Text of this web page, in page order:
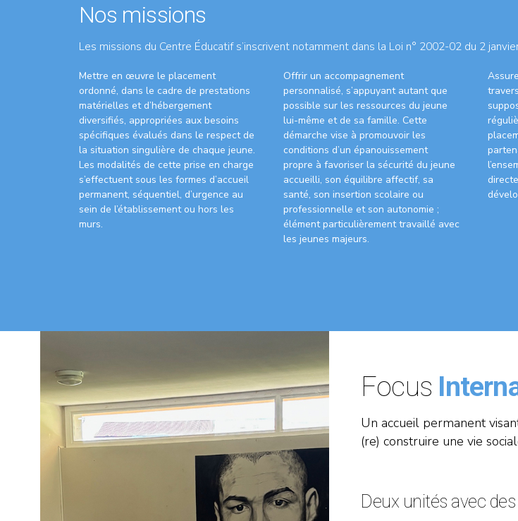
Nos missions
Les missions du Centre Éducatif s’inscrivent notamment dans la Loi n° 2002-02 du 2
Mettre en œuvre le placement
ordonné, dans le cadre de prestations
matérielles et d’hébergement
diversifiés, appropriées aux besoins
spécifiques évalués dans le respect de
la situation singulière de chaque jeune.
Les modalités de cette prise en charge
s’effectuent sous les formes d’accueil
permanent, séquentiel, d’urgence au
sein de l’établissement ou hors les
murs.
Offrir un accompagnement
personnalisé, s’appuyant autant que
possible sur les ressources du jeune
lui-même et de sa famille. Cette
démarche vise à promouvoir les
conditions d’un épanouissement
propre à favoriser la sécurité du jeune
accueilli, son équilibre affectif, sa
santé, son insertion scolaire ou
professionnelle et son autonomie ;
élément particulièrement travaillé avec
les jeunes majeurs.
Focus
Un accueil permanent
(re) construire une vie
Deux unités avec